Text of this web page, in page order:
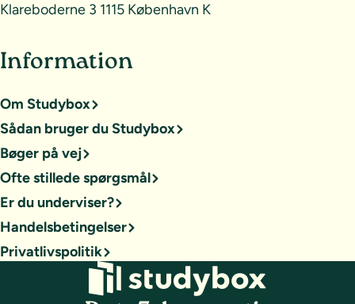
Klareboderne 3 1115 København K
Information
Om Studybox
Sådan bruger du Studybox
Bøger på vej
Ofte stillede spørgsmål
Er du underviser?
Handelsbetingelser
Privatlivspolitik